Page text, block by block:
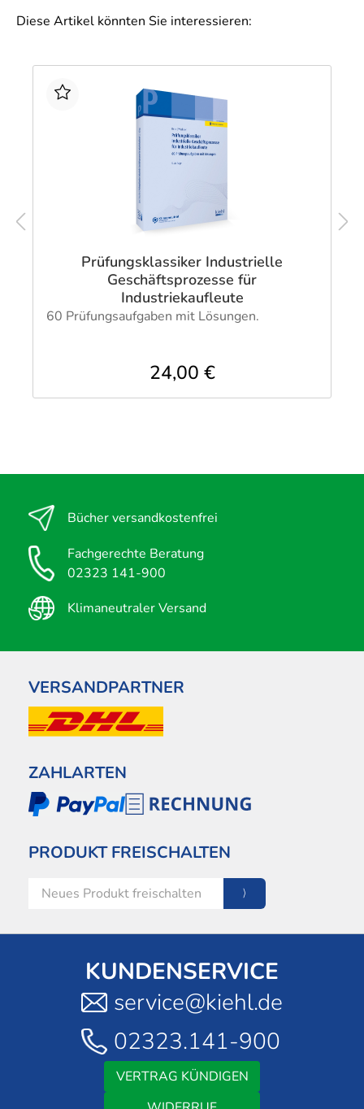
Diese Artikel könnten Sie interessieren:
Prüfungsklassiker Industrielle
Geschäftsprozesse für
Industriekaufleute
60 Prüfungsaufgaben mit Lösungen.
24,00 €
Bücher versandkostenfrei
Fachgerechte Beratung
02323 141-900
Klimaneutraler Versand
VERSANDPARTNER
ZAHLARTEN
PRODUKT FREISCHALTEN
KUNDENSERVICE
service@kiehl.de
02323.141-900
VERTRAG KÜNDIGEN